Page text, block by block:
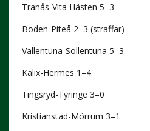
Tranås-Vita Hästen 5–3
Boden-Piteå 2–3 (straffar)
Vallentuna-Sollentuna 5–3
Kalix-Hermes 1–4
Tingsryd-Tyringe 3–0
Kristianstad-Mörrum 3–1